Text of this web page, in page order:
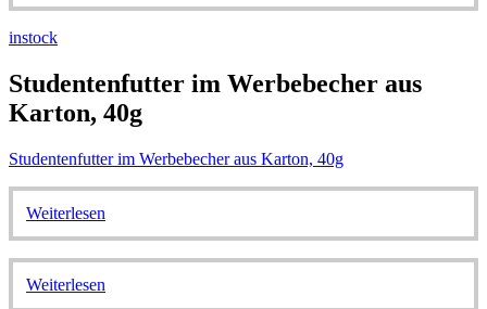
instock
Studentenfutter im Werbebecher aus
Karton, 40g
Studentenfutter im Werbebecher aus Karton, 40g
Weiterlesen
Weiterlesen